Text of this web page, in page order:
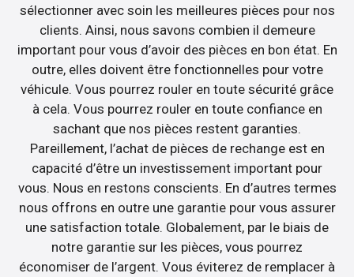
sélectionner avec soin les meilleures pièces pour nos
clients. Ainsi, nous savons combien il demeure
important pour vous d’avoir des pièces en bon état. En
outre, elles doivent être fonctionnelles pour votre
véhicule. Vous pourrez rouler en toute sécurité grâce
à cela. Vous pourrez rouler en toute confiance en
sachant que nos pièces restent garanties.
Pareillement, l’achat de pièces de rechange est en
capacité d’être un investissement important pour
vous. Nous en restons conscients. En d’autres termes
nous offrons en outre une garantie pour vous assurer
une satisfaction totale. Globalement, par le biais de
notre garantie sur les pièces, vous pourrez
économiser de l’argent. Vous éviterez de remplacer à